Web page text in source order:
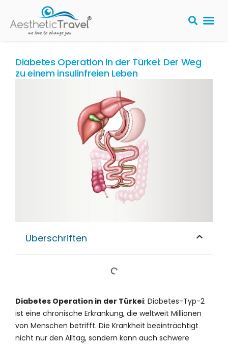
Diabetes Operation in der Türkei: Der Weg
zu einem insulinfreien Leben
Überschriften
Diabetes Operation in der Türkei: Diabetes-Typ-2
ist eine chronische Erkrankung, die weltweit Millionen
von Menschen betrifft. Die Krankheit beeinträchtigt
nicht nur den Alltag, sondern kann auch schwere